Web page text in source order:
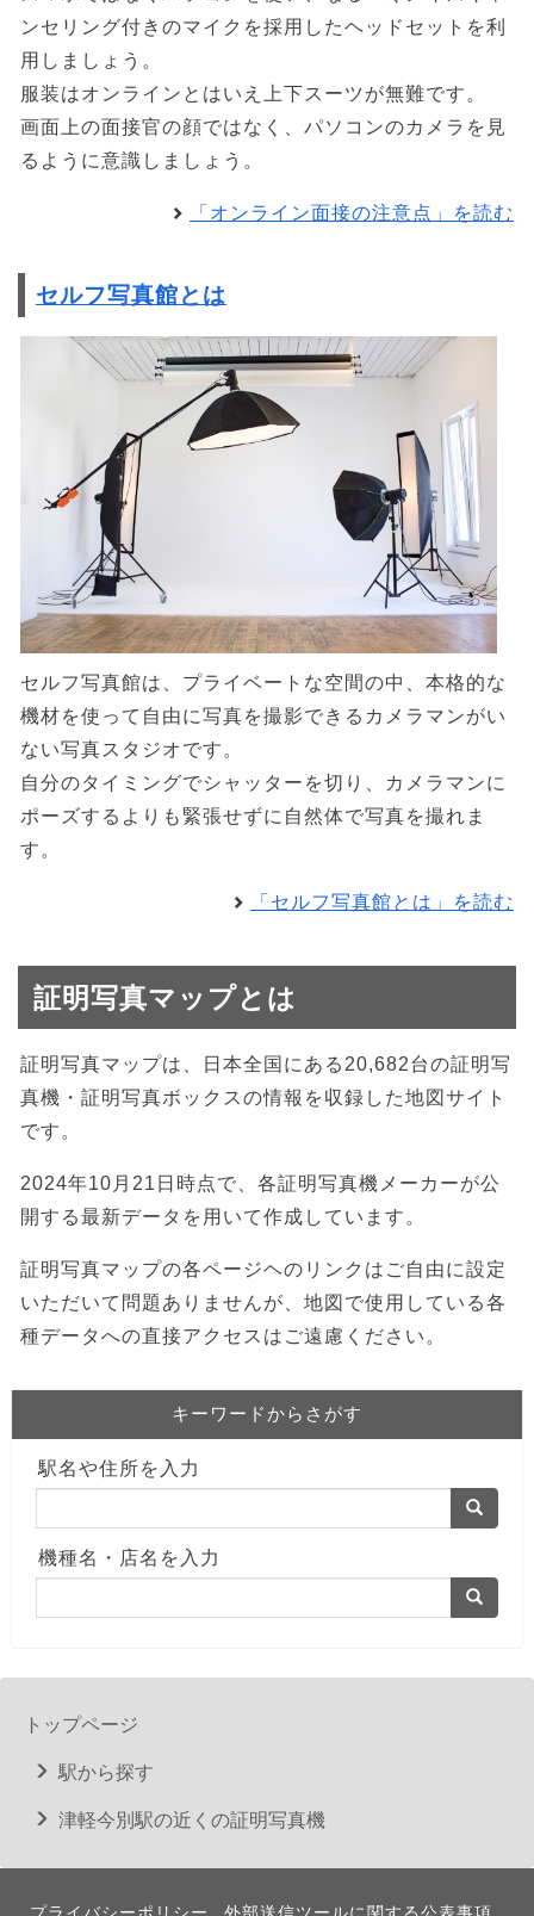
ンセリング付きのマイクを採用したヘッドセットを利
用しましょう。
服装はオンラインとはいえ上下スーツが無難です。
画面上の面接官の顔ではなく、パソコンのカメラを見
るように意識しましょう。
「オンライン面接の注意点」を読む
セルフ写真館とは
セルフ写真館は、プライベートな空間の中、本格的な
機材を使って自由に写真を撮影できるカメラマンがい
ない写真スタジオです。
自分のタイミングでシャッターを切り、カメラマンに
ポーズするよりも緊張せずに自然体で写真を撮れま
す。
「セルフ写真館とは」を読む
証明写真マップとは
証明写真マップは、日本全国にある20,682台の証明写
真機・証明写真ボックスの情報を収録した地図サイト
です。
2024年10月21日時点で、各証明写真機メーカーが公
開する最新データを用いて作成しています。
証明写真マップの各ページヘのリンクはご自由に設定
いただいて問題ありませんが、地図で使用している各
種データへの直接アクセスはご遠慮ください。
キーワードからさがす
駅名や住所を入力
機種名・店名を入力
トップページ
駅から探す
津軽今別駅の近くの証明写真機